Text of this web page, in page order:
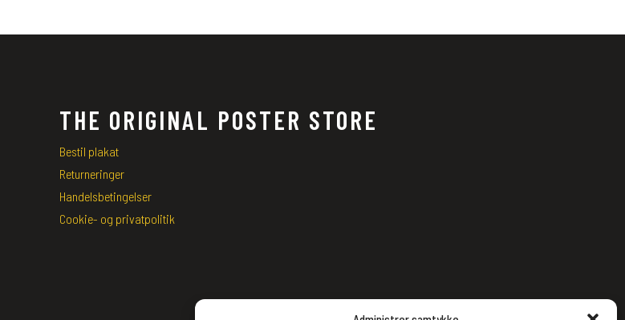
THE ORIGINAL POSTER STORE
Bestil plakat
Returneringer
Handelsbetingelser
Cookie- og privatpolitik